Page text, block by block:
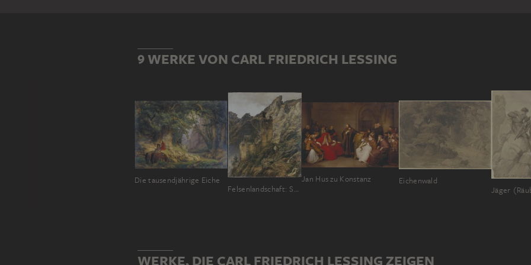
9 WERKE VON CARL FRIEDRICH LESSING
Die tausendjährige Eiche
Felsenlandschaft: Schlucht mit Ruinen
Jan Hus zu Konstanz
Eichenwald
WERKE, DIE CARL FRIEDRICH LESSING ZEIGEN